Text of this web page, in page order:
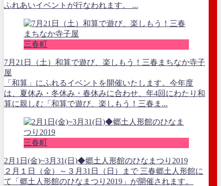
ふれあいイベントが行なわれます。 ...
三春町
7月21日（土）和算で遊び、楽しもう！三春まちなか寺子
屋
「和算」にふれるイベントを開催いたします。今年度
は、夏休み・冬休み・春休みに合わせ、年4回にわたり和
算に親しむ「和算で遊び、楽しもう！三春ま...
三春町
2月1日(金)~3月31(日)◆郷土人形館のひなまつり2019
２月１日（金）～３月31日（日）まで 三春郷土人形館に
て「郷土人形館のひなまつり2019」が開催されます。